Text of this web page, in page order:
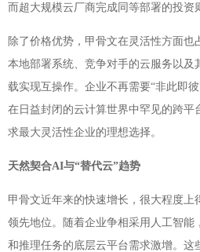
而超大规模云厂商完成同等部署的投资
除了价格优势，甲骨文在灵活性方面
本地部署系统、竞争对手的云服务以及
载实现互操作。企业不再需要“非此即
在日益封闭的云计算世界中罕见的跨平
求最大灵活性企业的理想选择。
天然契合AI与“替代云”趋势
甲骨文近年来的快速增长，很大程度
领先地位。随着企业争相采用人工智能
和推理任务的底层云平台需求激增。这